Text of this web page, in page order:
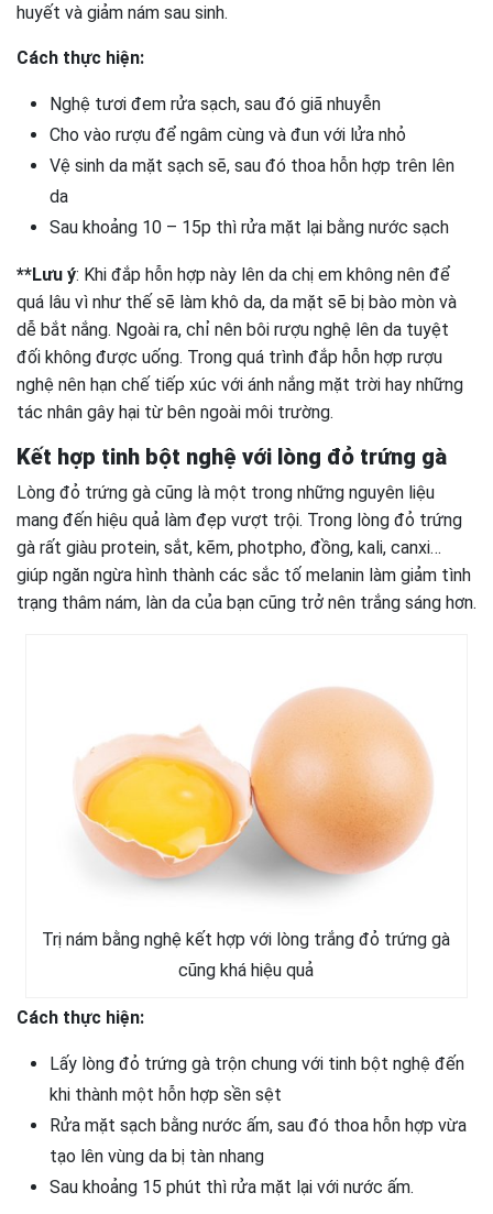
huyết và giảm nám sau sinh.
Cách thực hiện:
Nghệ tươi đem rửa sạch, sau đó giã nhuyễn
Cho vào rượu để ngâm cùng và đun với lửa nhỏ
Vệ sinh da mặt sạch sẽ, sau đó thoa hỗn hợp trên lên
da
Sau khoảng 10 – 15p thì rửa mặt lại bằng nước sạch
**Lưu ý: Khi đắp hỗn hợp này lên da chị em không nên để
quá lâu vì như thế sẽ làm khô da, da mặt sẽ bị bào mòn và
dễ bắt nắng. Ngoài ra, chỉ nên bôi rượu nghệ lên da tuyệt
đối không được uống. Trong quá trình đắp hỗn hợp rượu
nghệ nên hạn chế tiếp xúc với ánh nắng mặt trời hay những
tác nhân gây hại từ bên ngoài môi trường.
Kết hợp tinh bột nghệ với lòng đỏ trứng gà
Lòng đỏ trứng gà cũng là một trong những nguyên liệu
mang đến hiệu quả làm đẹp vượt trội. Trong lòng đỏ trứng
gà rất giàu protein, sắt, kẽm, photpho, đồng, kali, canxi…
giúp ngăn ngừa hình thành các sắc tố melanin làm giảm tình
trạng thâm nám, làn da của bạn cũng trở nên trắng sáng hơn.
Trị nám bằng nghệ kết hợp với lòng trắng đỏ trứng gà
cũng khá hiệu quả
Cách thực hiện:
Lấy lòng đỏ trứng gà trộn chung với tinh bột nghệ đến
khi thành một hỗn hợp sền sệt
Rửa mặt sạch bằng nước ấm, sau đó thoa hỗn hợp vừa
tạo lên vùng da bị tàn nhang
Sau khoảng 15 phút thì rửa mặt lại với nước ấm.